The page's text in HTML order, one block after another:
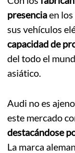
presenciaen
sus vehículos
capacidad de
del todo el
asiático.
Audi no es
este mercado
destacándose
La marca